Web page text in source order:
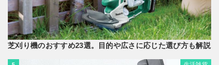
芝刈り機のおすすめ23選。目的や広さに応じた選び方も解説